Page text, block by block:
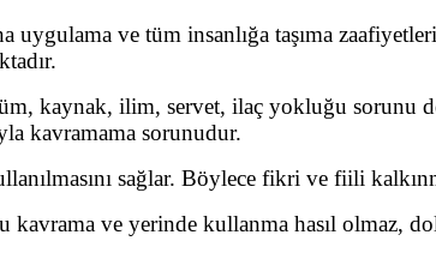
uygulama ve tüm insanlığa taşıma
kaynak, ilim, servet, ilaç yokluğu sorunu
kavramama sorunudur.
sağlar. Böylece fikri ve fiili
ve yerinde kullanma hasıl olmaz,